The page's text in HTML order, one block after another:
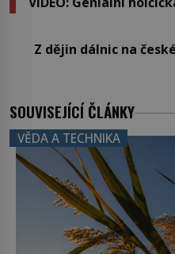
Z dějin dálnic na
SOUVISEJÍCÍ ČLÁNKY
VĚDA A TECHNIKA